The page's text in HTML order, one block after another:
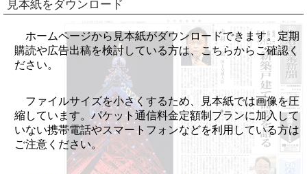
見本紙をダウンロード
ホームページから見本紙がダウンロードできます。定期
購読や広告出稿を検討している方は、こちらからご確認く
ださい。
ファイルサイズを小さくするため、見本紙では画像を圧
縮しています。パケット通信料金定額制プランに加入して
いない携帯電話やスマートフォンなどを利用している方は
ご注意ください。